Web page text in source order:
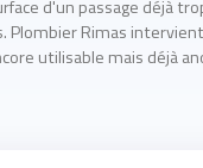
d'un passage déjà
Plombier Rimas
utilisable mais déjà